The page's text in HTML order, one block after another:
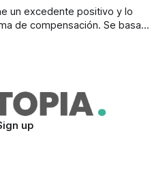
un excedente positivo y lo
de compensación. Se basa
up